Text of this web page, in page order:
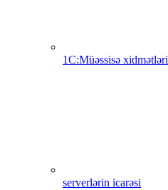
1C:Müəssisə xidmətləri
serverlərin icarəsi